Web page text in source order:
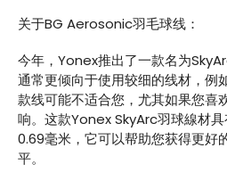
关于BG Aerosonic羽毛球线：
今年，Yonex推出了一款名为
通常更倾向于使用较细的线材，
款线可能不适合您，尤其如果您喜
响。这款Yonex SkyArc羽球線材
0.69毫米，它可以帮助您获得更好
平。